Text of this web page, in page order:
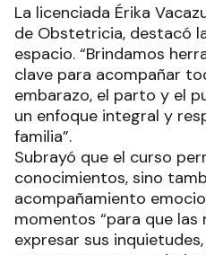
La licenciada Érika
de Obstetricia, destacó
espacio. “Brindamos
clave para acompañar
embarazo, el parto y el
un enfoque integral y
familia”.
Subrayó que el curso
conocimientos, sino
acompañamiento
momentos “para que las
expresar sus